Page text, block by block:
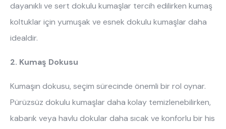
dayanıklı ve sert dokulu kumaşlar tercih edilirken kumaş
koltuklar için yumuşak ve esnek dokulu kumaşlar daha
idealdir.
2. Kumaş Dokusu
Kumaşın dokusu, seçim sürecinde önemli bir rol oynar.
Pürüzsüz dokulu kumaşlar daha kolay temizlenebilirken,
kabarık veya havlu dokular daha sıcak ve konforlu bir his